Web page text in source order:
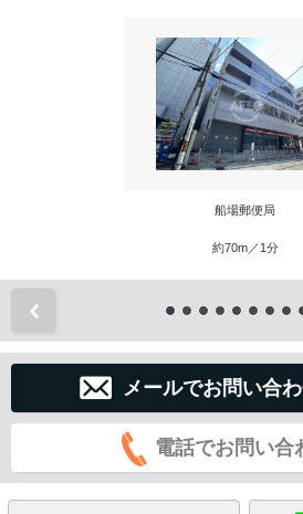
船場郵便局
約70m／1分
メールでお問い合
電話でお問い合